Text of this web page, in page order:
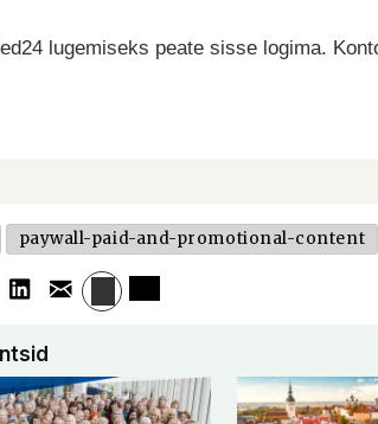
lugemiseks peate sisse logima.
paywall-paid-and-promotional-content